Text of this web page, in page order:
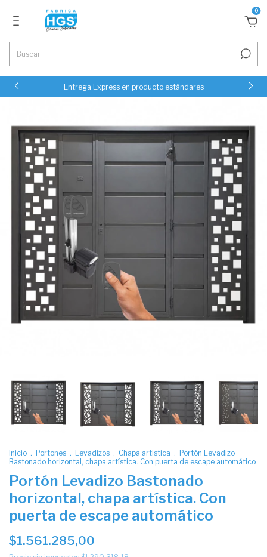
0
Entrega Express en producto estándares
Inicio . Portones . Levadizos . Chapa artistica . Portón Levadizo
Bastonado horizontal, chapa artística. Con puerta de escape automático
Portón Levadizo Bastonado
horizontal, chapa artística. Con
puerta de escape automático
$1.561.285,00